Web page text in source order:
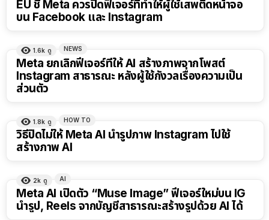
EU ชี้ Meta ควรปิดฟีเจอร์ที่ทำให้ผู้ใช้เสพติดหน้าจอ
บน Facebook และ Instagram
1.6k ดู NEWS
Meta ยกเลิกฟีเจอร์ที่ให้ AI สร้างภาพจากโพสต์
Instagram สาธารณะ หลังผู้ใช้กังวลเรื่องความเป็น
ส่วนตัว
1.8k ดู HOW TO
วิธีปิดไม่ให้ Meta AI นำรูปภาพ Instagram ไปใช้
สร้างภาพ AI
2k ดู AI
Meta AI เปิดตัว “Muse Image” ฟีเจอร์ใหม่บน IG
นำรูป, Reels จากบัญชีสาธารณะสร้างรูปด้วย AI ได้